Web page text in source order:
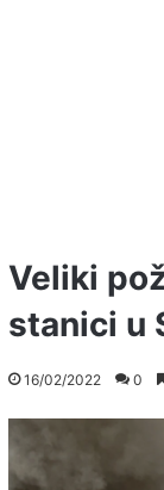
Veliki
stanici u
16/02/2022 0